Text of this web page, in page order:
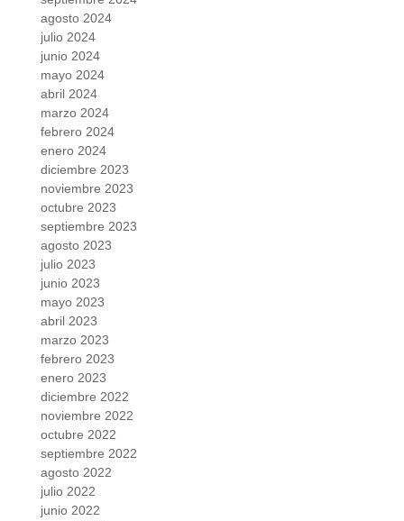
agosto 2024
julio 2024
junio 2024
mayo 2024
abril 2024
marzo 2024
febrero 2024
enero 2024
diciembre 2023
noviembre 2023
octubre 2023
septiembre 2023
agosto 2023
julio 2023
junio 2023
mayo 2023
abril 2023
marzo 2023
febrero 2023
enero 2023
diciembre 2022
noviembre 2022
octubre 2022
septiembre 2022
agosto 2022
julio 2022
junio 2022